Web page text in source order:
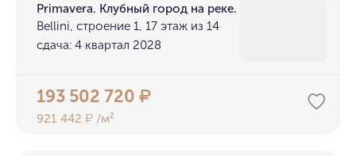
Primavera. Клубный город на реке.
Bellini, строение 1, 17 этаж из 14
сдача: 4 квартал 2028
193 502 720₽
921 442₽ /м²